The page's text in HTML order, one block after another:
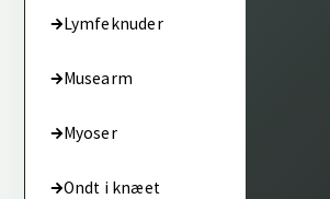
Lymfeknuder
Musearm
Myoser
Ondt i knæet